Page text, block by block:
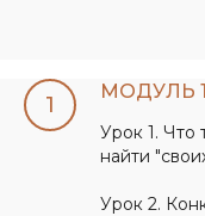
МОДУЛЬ
Урок 1. Что
найти
Урок 2.